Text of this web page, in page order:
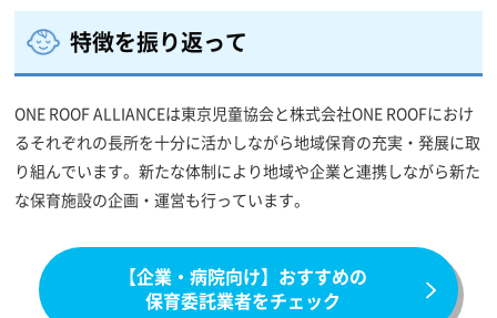
特徴を振り返って
ONE ROOF ALLIANCEは東京児童協会と株式会社ONE ROOFにおけ
るそれぞれの長所を十分に活かしながら地域保育の充実・発展に取
り組んでいます。新たな体制により地域や企業と連携しながら新た
な保育施設の企画・運営も行っています。
【企業・病院向け】おすすめの
保育委託業者をチェック